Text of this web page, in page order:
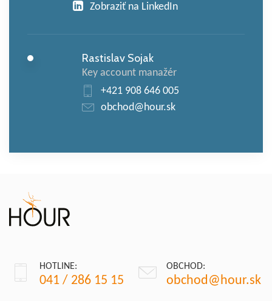
Zobraziť na LinkedIn
Rastislav Sojak
Key account manažér
+421 908 646 005
obchod@hour.sk
HOTLINE:
041 / 286 15 15
OBCHOD:
obchod@hour.sk